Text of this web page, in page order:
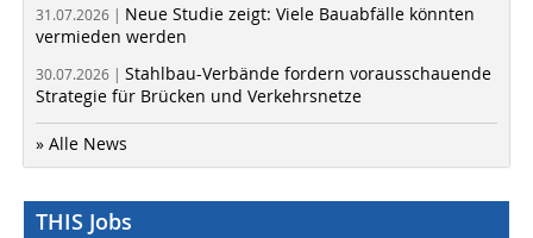
31.07.2026 | Neue Studie zeigt: Viele Bauabfälle könnten
vermieden werden
30.07.2026 | Stahlbau-Verbände fordern vorausschauende
Strategie für Brücken und Verkehrsnetze
» Alle News
THIS Jobs